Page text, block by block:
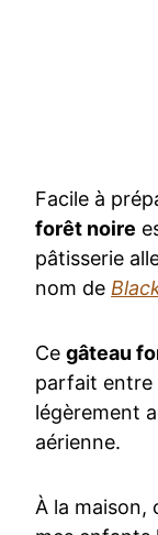
Facile à
forêt noire
pâtisserie
nom de
Cegâteau
parfait entre
légèrement
aérienne.
À la maison,